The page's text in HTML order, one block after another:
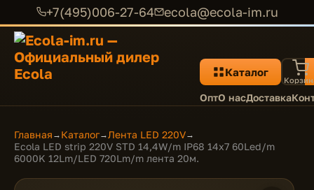
+7(495)006-27-64 ecola@ecola-im.ru
Каталог
ОптО насДоставка
Главная → Каталог→Лента LED 220V→
Ecola LED strip 220V STD 14,4W/m IP68 14x7 60Led/m
6000K 12Lm/LED 720Lm/m лента 20м.